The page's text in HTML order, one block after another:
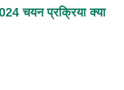
चयन प्रक्रिया क्या